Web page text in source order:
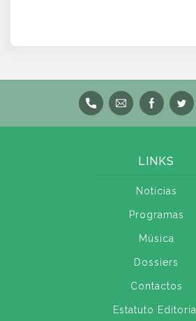
LINKS
Notícias
Programas
Música
Dossiers
Contactos
Estatuto Editorial